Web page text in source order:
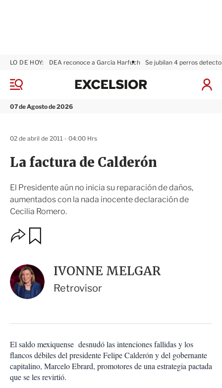
M
n
07 de Agosto de 2026
LO DE HOY: DEA reconoce a García Harfuch Se jubilan 4 perros
I
x
r
La factura de Calderón
El Presidente aún no inicia su reparación de daños,
aumentados con la nada inocente declaración de
Cecilia Romero.
02 de abril de 2011 - 04:00 Hrs
O
p
o
n
e
s
c
m
p
a
t
a
r
IVONNE MELGAR
Retrovisor
El saldo mexiquense desnudó las intenciones fallidas y los
flancos débiles del presidente Felipe Calderón y del gobernante
capitalino, Marcelo Ebrard, promotores de una estrategia pactada
que se les revirtió.